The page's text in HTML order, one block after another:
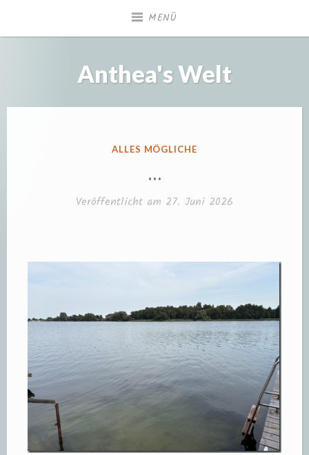
MENÜ
Anthea's Welt
VERÖFFENTLICHT
ALLES MÖGLICHE
…
Veröffentlicht am 27. Juni 2026